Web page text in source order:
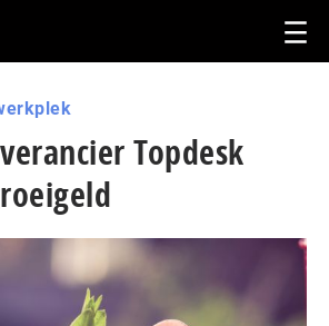
Topdesk